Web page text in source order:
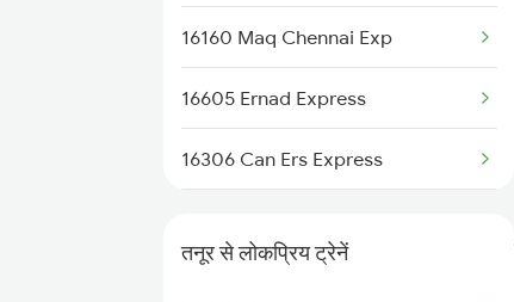
Trains
Kuttippuram to Thiruvalla Trains
Kuttippuram to Varkala Trains
Trains
16160 Maq Chennai Exp
16605 Ernad Express
16306 Can Ers Express
तनूर से लोकप्रिय ट्रेनें